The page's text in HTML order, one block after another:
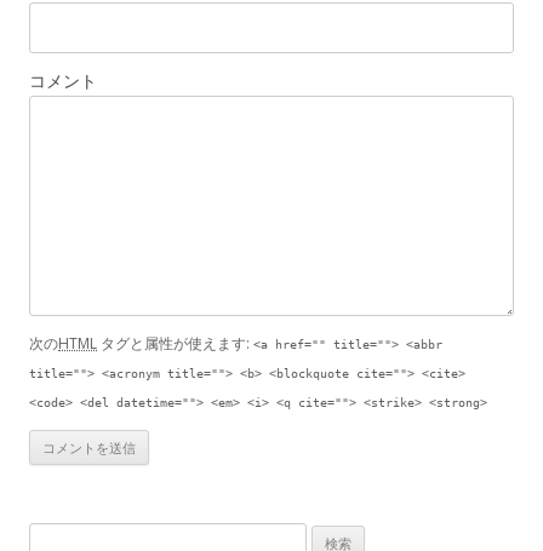
コメント
次のHTML タグと属性が使えます: <a href="" title=""> <abbr
title=""> <acronym title=""> <b> <blockquote cite=""> <cite>
<code> <del datetime=""> <em> <i> <q cite=""> <strike> <strong>